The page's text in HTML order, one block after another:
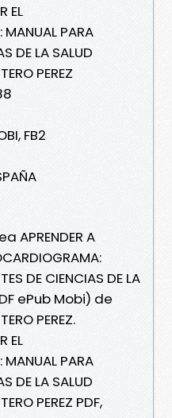
EL
MANUAL PARA
DE LA SALUD
PEREZ
FB2
APRENDER A
DE CIENCIAS DE LA
ePub Mobi) de
PEREZ.
EL
MANUAL PARA
DE LA SALUD
PEREZ PDF,